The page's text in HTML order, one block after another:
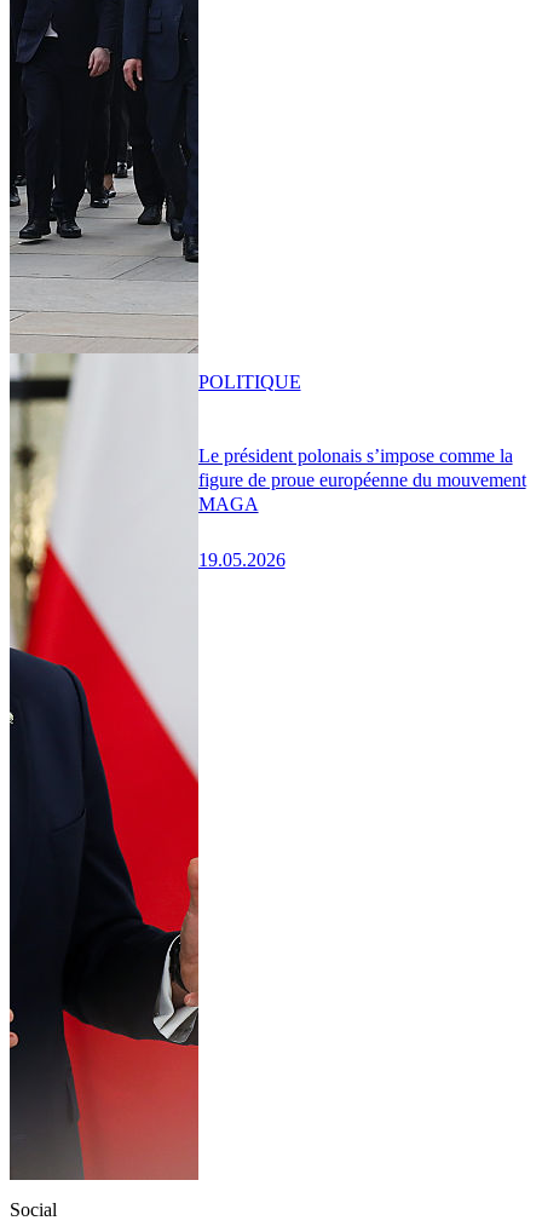
Le président polonais s’impose comme la
figure de proue européenne du mouvement
MAGA
19.05.2026
POLITIQUE
Social